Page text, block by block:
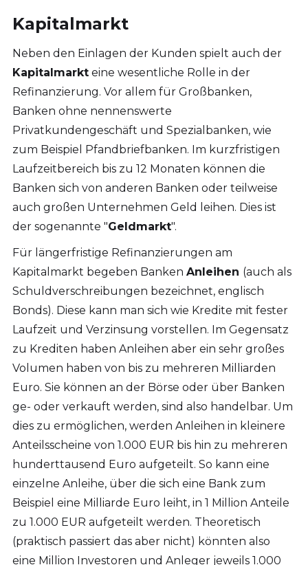
Kapitalmarkt
Neben den Einlagen der Kunden spielt auch der
Kapitalmarkteine wesentliche Rolle in der
Refinanzierung. Vor allem für Großbanken,
Banken ohne nennenswerte
Privatkundengeschäft und Spezialbanken, wie
zum Beispiel Pfandbriefbanken. Im kurzfristigen
Laufzeitbereich bis zu 12 Monaten können die
Banken sich von anderen Banken oder teilweise
auch großen Unternehmen Geld leihen. Dies ist
der sogenannte "Geldmarkt".
Für längerfristige Refinanzierungen am
Kapitalmarkt begeben Banken Anleihen (auch als
Schuldverschreibungen bezeichnet, englisch
Bonds). Diese kann man sich wie Kredite mit fester
Laufzeit und Verzinsung vorstellen. Im Gegensatz
zu Krediten haben Anleihen aber ein sehr großes
Volumen haben von bis zu mehreren Milliarden
Euro. Sie können an der Börse oder über Banken
ge- oder verkauft werden, sind also handelbar. Um
dies zu ermöglichen, werden Anleihen in kleinere
Anteilsscheine von 1.000 EUR bis hin zu mehreren
hunderttausend Euro aufgeteilt. So kann eine
einzelne Anleihe, über die sich eine Bank zum
Beispiel eine Milliarde Euro leiht, in 1 Million Anteile
zu 1.000 EUR aufgeteilt werden. Theoretisch
(praktisch passiert das aber nicht) könnten also
eine Million Investoren und Anleger jeweils 1.000